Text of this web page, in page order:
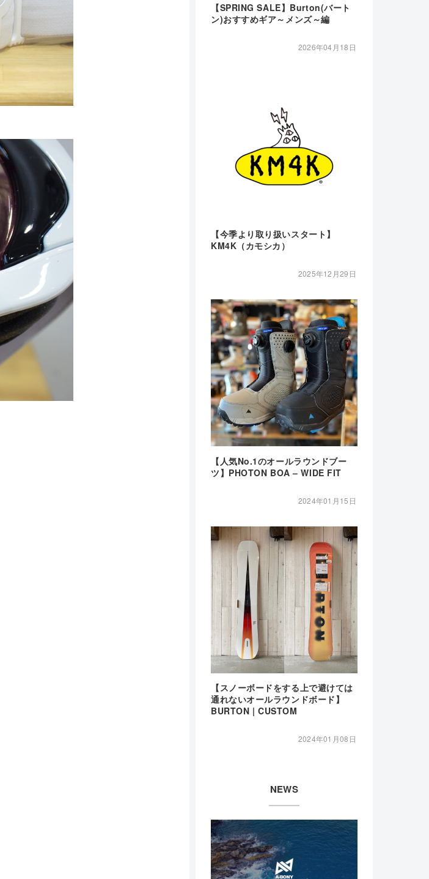
【SPRING SALE】Burton(バート
ン)おすすめギア～メンズ～編
2026年04月18日
【今季より取り扱いスタート】
KM4K（カモシカ）
2025年12月29日
【人気No.1のオールラウンドブー
ツ】PHOTON BOA – WIDE FIT
2024年01月15日
【スノーボードをする上で避けては
通れないオールラウンドボード】
BURTON | CUSTOM
2024年01月08日
NEWS